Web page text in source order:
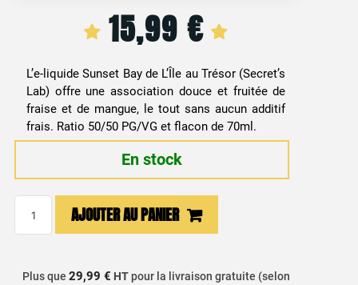
15,99 €
L’e-liquide Sunset Bay de L’Île au Trésor (Secret’s
Lab) offre une association douce et fruitée de
fraise et de mangue, le tout sans aucun additif
frais. Ratio 50/50 PG/VG et flacon de 70ml.
En stock
AJOUTER AU PANIER
Plus que 29,99 € HTpour la livraison gratuite (selon